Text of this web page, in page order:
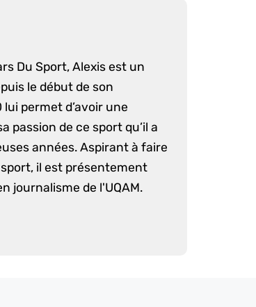
Du Sport, Alexis est un
le début de son
permet d’avoir une
passion de ce sport qu’il a
années. Aspirant à faire
il est présentement
journalisme de l'UQAM.